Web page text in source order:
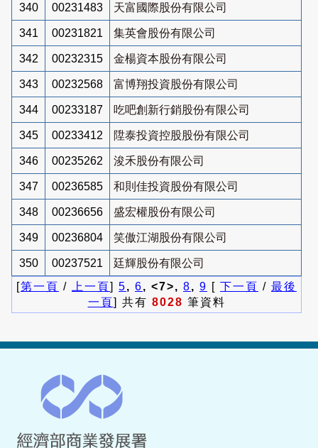
340 00231483 天富國際股份有限公司
341 00231821 集英會股份有限公司
342 00232315 金楊資本股份有限公司
343 00232568 富博翔投資股份有限公司
344 00233187 吃吧創新行銷股份有限公司
345 00233412 陞泰投資控股股份有限公司
346 00235262 浚禾股份有限公司
347 00236585 和則佳投資股份有限公司
348 00236656 盛宏權股份有限公司
349 00236804 笑傲江湖股份有限公司
350 00237521
廷輝股份有限公司
[第一頁 / 上一頁] 5, 6, <7>, 8, 9 [ 下一頁 / 最後
一頁] 共有 8028 筆資料